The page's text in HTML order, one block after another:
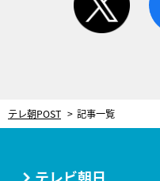
テレ朝POST 記事一覧